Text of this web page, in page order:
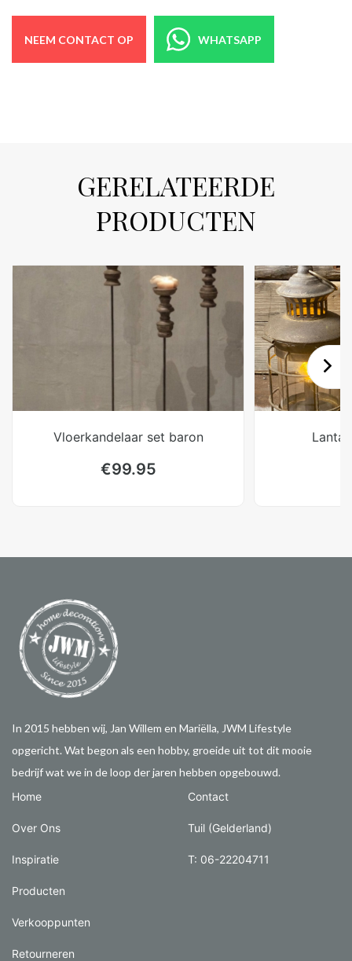
NEEM CONTACT OP WHATSAPP
GERELATEERDE
PRODUCTEN
Vloerkandelaar set baron
€99.95
In 2015 hebben wij, Jan Willem en Mariëlla, JWM Lifestyle
opgericht. Wat begon als een hobby, groeide uit tot dit mooie
bedrijf wat we in de loop der jaren hebben opgebouwd.
Home
Over Ons
Inspiratie
Producten
Verkooppunten
Retourneren
Contact
Tuil (Gelderland)
T: 06-22204711